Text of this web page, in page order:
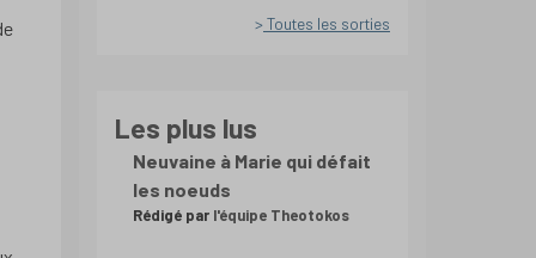
Toutes les sorties
Les plus lus
Neuvaine à Marie qui défait
les noeuds
Rédigé par l'équipe Theotokos